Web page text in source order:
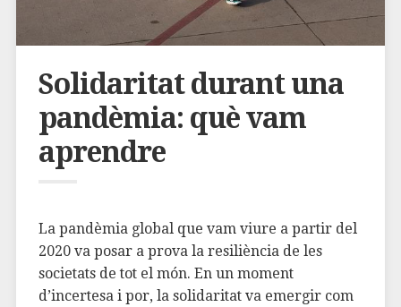
Solidaritat durant una
pandèmia: què vam
aprendre
La pandèmia ⁢global que vam viure a partir ⁢del
2020 va posar a prova la ⁣resiliència de les
societats de tot el ⁤món. En⁢ un moment
d’incertesa i por, la solidaritat va⁤ emergir com